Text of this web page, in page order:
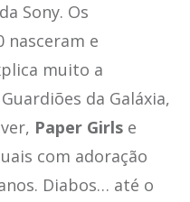
da Sony. Os
nasceram e
muito a
da Galáxia,
Paper Girls e
com adoração
Diabos… até o